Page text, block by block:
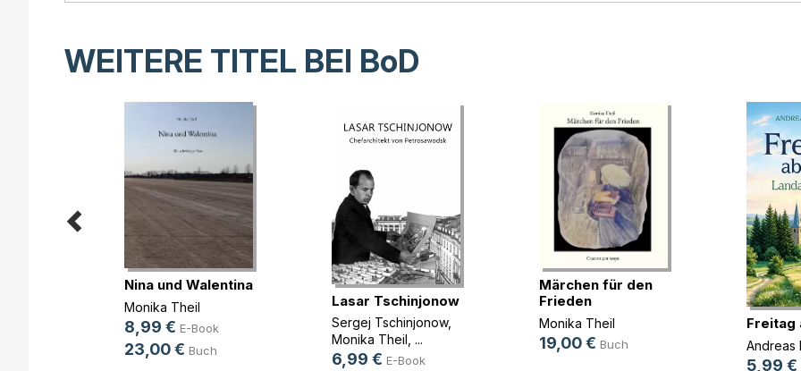
WEITERE TITEL BEI BoD
Nina und Walentina
Monika Theil
8,99 € E-Book
23,00 € Buch
Lasar Tschinjonow
Sergej Tschinjonow,
Monika Theil , ...
6,99 € E-Book
Märchen für den
Frieden
Monika Theil
19,00 € Buch
Freitag
Andreas
5,99 €